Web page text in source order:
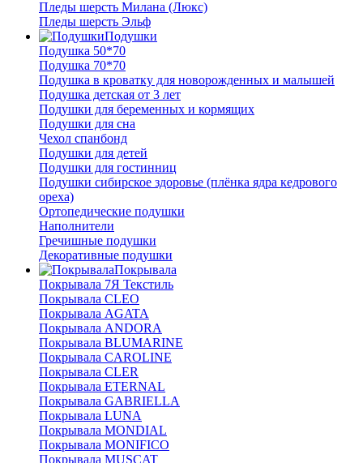
Пледы шерсть Милана (Люкс)
Пледы шерсть Эльф
Подушки
Подушка 50*70
Подушка 70*70
Подушка в кроватку для новорожденных и малышей
Подушка детская от 3 лет
Подушки для беременных и кормящих
Подушки для сна
Чехол спанбонд
Подушки для детей
Подушки для гостинниц
Подушки сибирское здоровье (плёнка ядра кедрового
ореха)
Ортопедические подушки
Наполнители
Гречишные подушки
Декоративные подушки
Покрывала
Покрывала 7Я Текстиль
Покрывала CLEO
Покрывала AGATA
Покрывала ANDORA
Покрывала BLUMARINE
Покрывала CAROLINE
Покрывала CLER
Покрывала ETERNAL
Покрывала GABRIELLA
Покрывала LUNA
Покрывала MONDIAL
Покрывала MONIFICO
Покрывала MUSCAT